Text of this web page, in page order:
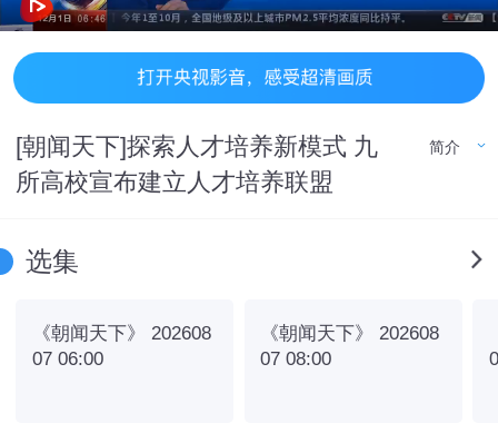
[朝闻天下]探索人才培养新模式 九
所高校宣布建立人才培养联盟
简介
选集
《朝闻天下》 202608
07 06:00
《朝闻天下》 202608
07 08:00